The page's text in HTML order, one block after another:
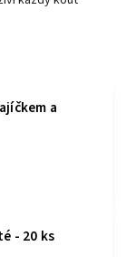
a
- 20 ks